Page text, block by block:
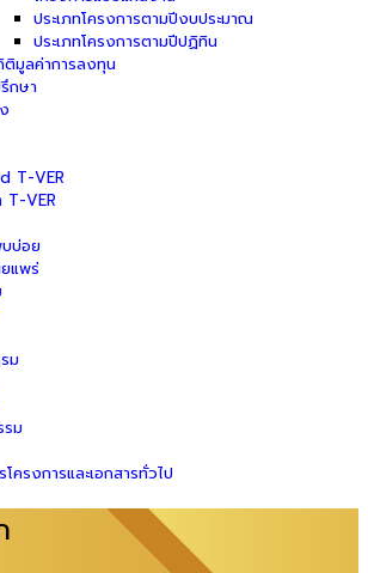
ประเภทโครงการตามปีงบประมาณ
ประเภทโครงการตามปีปฏิทิน
ติมูลค่าการลงทุน
กษา
T-VER
T-VER
บ่อย
ยแพร่
ม
ม
ครงการและเอกสารทั่วไป